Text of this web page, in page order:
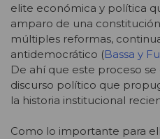
elite económica y política
amparo de una
múltiples reformas,
antidemocrático (Bassa y
De ahí que este proceso
discurso político que
la historia institucional
Como lo importante para